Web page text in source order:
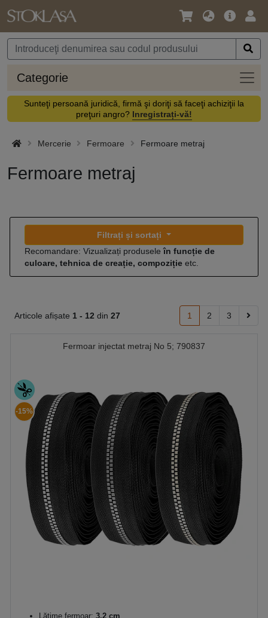
Limbă
Monedă
Meniul
Categorie
Sunteţi persoană juridică, firmă şi doriţi să faceţi achiziţii la
preţuri angro? Inregistrați-vă!
Mercerie Fermoare Fermoare metraj
Fermoare metraj
Filtrați și sortați
Recomandare: Vizualizați produseleîn funcție de
culoare, tehnica de creație, compoziție etc.
Articole afișate 1 - 12 din 27 1 2 3
Fermoar injectat metraj No 5; 790837
-15%
Lățime fermoar: 3,2 cm